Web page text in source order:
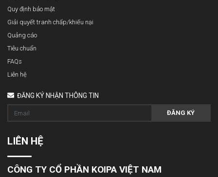
Quy định bảo mật
Giải quyết tranh chấp/khiếu nại
Quảng cáo
Tiêu chuẩn
FAQs
Liên hệ
ĐĂNG KÝ NHẬN THÔNG TIN
ĐĂNG KÝ
LIÊN HỆ
CÔNG TY CỔ PHẦN KOIPA VIỆT NAM